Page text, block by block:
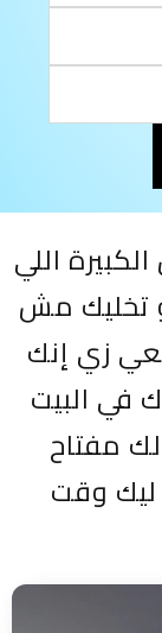
اللي
تخليك مش
زي إنك
في البيت
مفتاح
ليك وقت